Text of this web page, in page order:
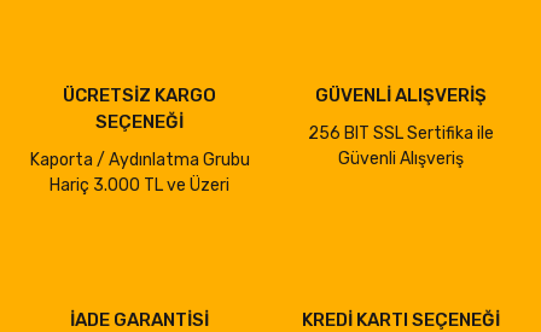
ÜCRETSİZ KARGO
SEÇENEĞİ
Kaporta / Aydınlatma Grubu
Hariç 3.000 TL ve Üzeri
GÜVENLİ ALIŞVERİŞ
256 BIT SSL Sertifika ile
Güvenli Alışveriş
İADE GARANTİSİ KREDİ KARTI SEÇENEĞİ